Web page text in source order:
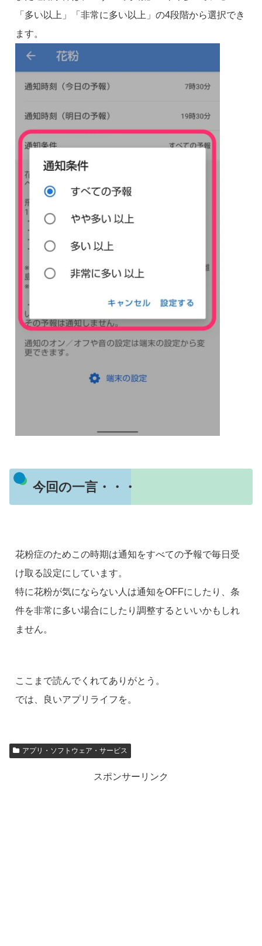
「多い以上」「非常に多い以上」の4段階から選択でき
ます。
今回の一言・・・
花粉症のためこの時期は通知をすべての予報で毎日受
け取る設定にしています。
特に花粉が気にならない人は通知をOFFにしたり、条
件を非常に多い場合にしたり調整するといいかもしれ
ません。
ここまで読んでくれてありがとう。
では、良いアプリライフを。
アプリ・ソフトウェア・サービス
スポンサーリンク